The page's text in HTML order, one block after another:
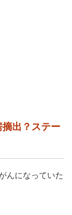
出？ステー
んになっていた